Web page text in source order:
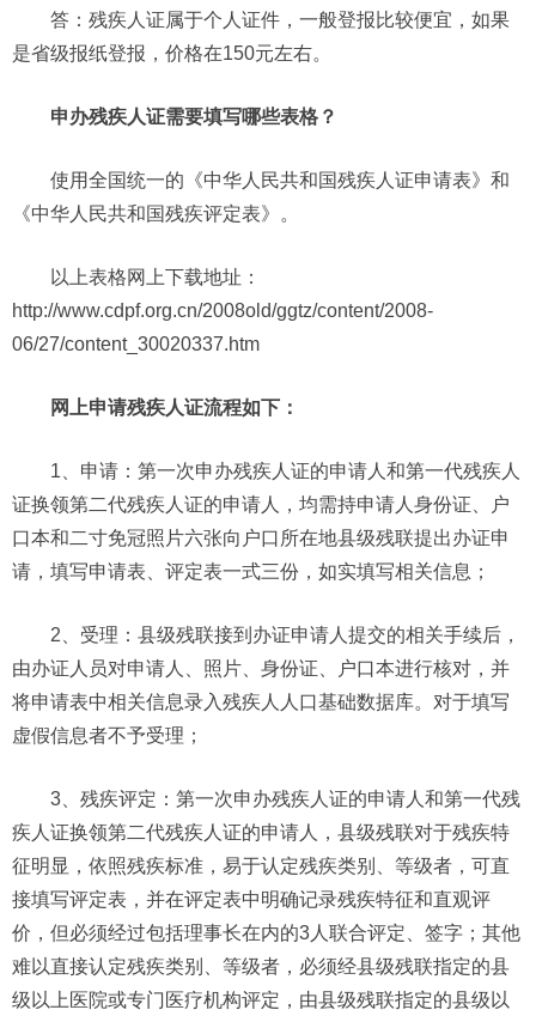
答：残疾人证属于个人证件，一般登报比较便宜，如果
是省级报纸登报，价格在150元左右。
申办残疾人证需要填写哪些表格？
使用全国统一的《中华人民共和国残疾人证申请表》和
《中华人民共和国残疾评定表》。
以上表格网上下载地址：
http://www.cdpf.org.cn/2008old/ggtz/content/2008-
06/27/content_30020337.htm
网上申请残疾人证流程如下：
1、申请：第一次申办残疾人证的申请人和第一代残疾人
证换领第二代残疾人证的申请人，均需持申请人身份证、户
口本和二寸免冠照片六张向户口所在地县级残联提出办证申
请，填写申请表、评定表一式三份，如实填写相关信息；
2、受理：县级残联接到办证申请人提交的相关手续后，
由办证人员对申请人、照片、身份证、户口本进行核对，并
将申请表中相关信息录入残疾人人口基础数据库。对于填写
虚假信息者不予受理；
3、残疾评定：第一次申办残疾人证的申请人和第一代残
疾人证换领第二代残疾人证的申请人，县级残联对于残疾特
征明显，依照残疾标准，易于认定残疾类别、等级者，可直
接填写评定表，并在评定表中明确记录残疾特征和直观评
价，但必须经过包括理事长在内的3人联合评定、签字；其他
难以直接认定残疾类别、等级者，必须经县级残联指定的县
级以上医院或专门医疗机构评定，由县级残联指定的县级以